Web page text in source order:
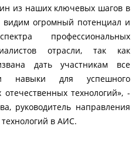
из наших ключевых шагов в
огромный потенциал и
профессиональных
отрасли, так как
дать участникам все
навыки для успешного
технологий», -
руководитель направления
в АИС.